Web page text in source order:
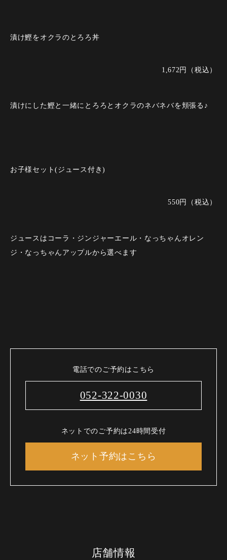
漬け鰹をオクラのとろろ丼
1,672円（税込）
漬けにした鰹と一緒にとろろとオクラのネバネバを頬張る♪
お子様セット(ジュース付き)
550円（税込）
ジュースはコーラ・ジンジャーエール・なっちゃんオレン
ジ・なっちゃんアップルから選べます
電話でのご予約はこちら
052-322-0030
ネットでのご予約は24時間受付
ネット予約はこちら
店舗情報